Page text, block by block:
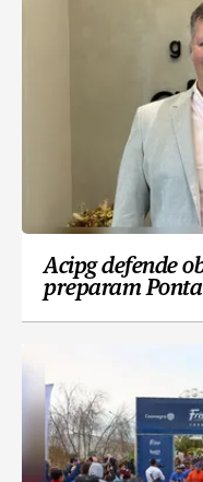
Acipg defende
preparam